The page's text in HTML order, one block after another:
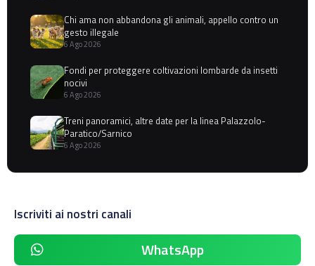
Chi ama non abbandona gli animali, appello contro un
gesto illegale
6 Ago 2026
Fondi per proteggere coltivazioni lombarde da insetti
nocivi
6 Ago 2026
Treni panoramici, altre date per la linea Palazzolo-
Paratico/Sarnico
6 Ago 2026
Iscriviti ai nostri canali
WhatsApp